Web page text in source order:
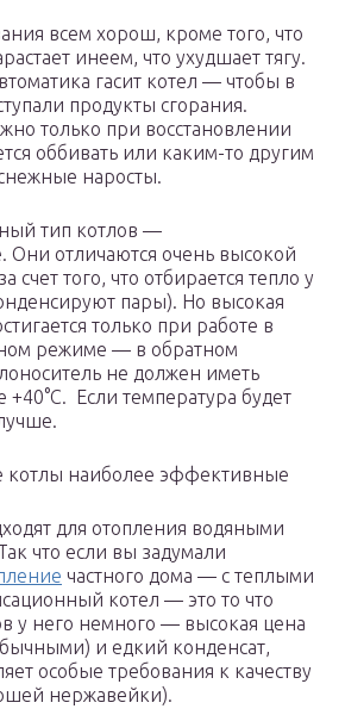
всем хорош, кроме того, что
инеем, что ухудшает тягу.
гасит котел — чтобы в
продукты сгорания.
только при восстановлении
оббивать или каким-то другим
наросты.
тип котлов —
Они отличаются очень высокой
счет того, что отбирается тепло у
пары). Но высокая
только при работе в
режиме — в обратном
не должен иметь
Если температура будет
котлы наиболее эффективные
для отопления водяными
что если вы задумали
частного дома — с теплыми
котел — это то что
у него немного — высокая цена
и едкий конденсат,
особые требования к качеству
нержавейки).